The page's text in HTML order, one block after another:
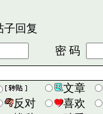
子回复
密 码
文章
反对
喜欢